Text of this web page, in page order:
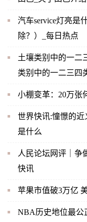
汽车service灯亮是
除？）_每日热点
土壤类别中的一二
类别中的一二三四
小棚变革：20万张
世界快讯:憧憬的近
是什么
人民论坛网评｜争
快讯
苹果市值破3万亿
NBA历史地位最公